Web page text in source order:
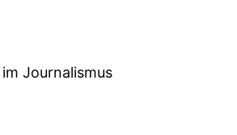
Journalismus